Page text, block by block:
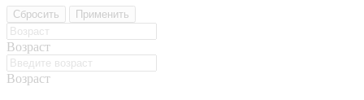
Сбросить Применить
Возраст
Возраст